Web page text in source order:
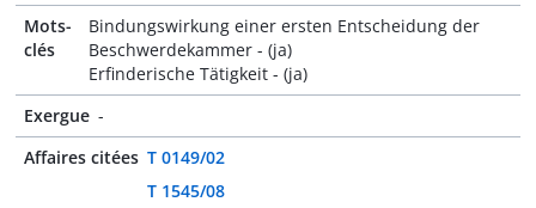
Mots-
clés
Bindungswirkung einer ersten Entscheidung der
Beschwerdekammer - (ja)
Erfinderische Tätigkeit - (ja)
Exergue -
Affaires citées T 0149/02
T 1545/08